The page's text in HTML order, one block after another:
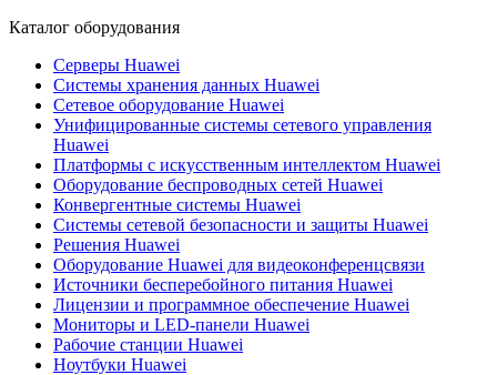
Каталог оборудования
Серверы Huawei
Системы хранения данных Huawei
Сетевое оборудование Huawei
Унифицированные системы сетевого управления
Huawei
Платформы с искусственным интеллектом Huawei
Оборудование беспроводных сетей Huawei
Конвергентные системы Huawei
Системы сетевой безопасности и защиты Huawei
Решения Huawei
Оборудование Huawei для видеоконференцсвязи
Источники бесперебойного питания Huawei
Лицензии и программное обеспечение Huawei
Мониторы и LED-панели Huawei
Рабочие станции Huawei
Ноутбуки Huawei